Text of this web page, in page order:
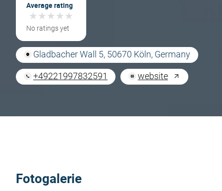
Average rating
★★★★★
★★★★★
No ratings yet
Gladbacher Wall 5, 50670 Köln, Germany
+49221997832591 website
Fotogalerie